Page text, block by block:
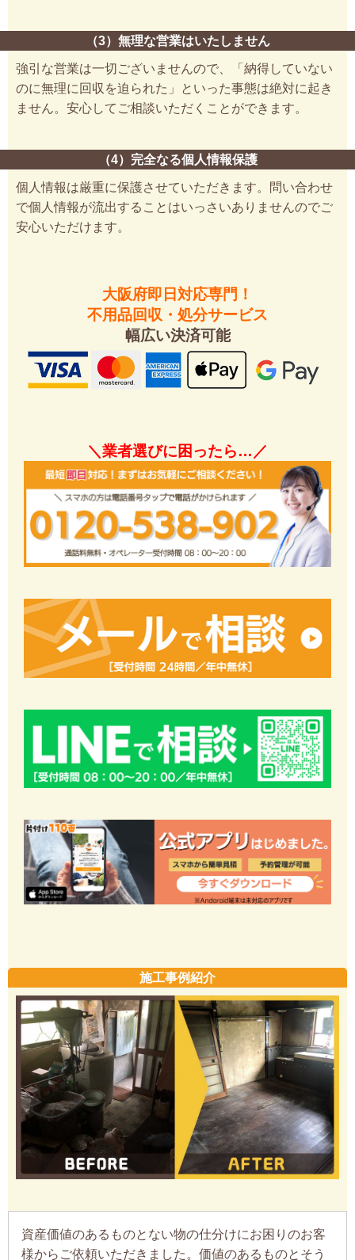
（3）無理な営業はいたしません
強引な営業は一切ございませんので、「納得していない
のに無理に回収を迫られた」といった事態は絶対に起き
ません。安心してご相談いただくことができます。
（4）完全なる個人情報保護
個人情報は厳重に保護させていただきます。問い合わせ
で個人情報が流出することはいっさいありませんのでご
安心いただけます。
大阪府即日対応専門！
不用品回収・処分サービス
幅広い決済可能
＼業者選びに困ったら…／
施工事例紹介
資産価値のあるものとない物の仕分けにお困りのお客
様からご依頼いただきました。価値のあるものとそう